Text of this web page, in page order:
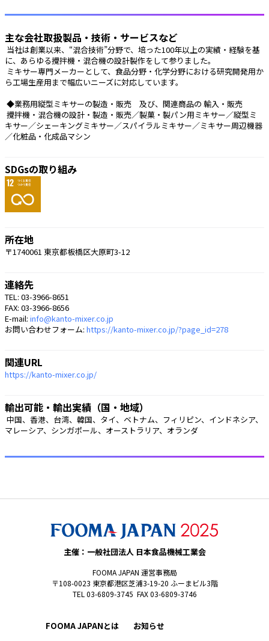
主な会社取扱製品・技術・サービスなど
に、あらゆる攪拌機・混合機の設計製作をして参りました。
ら工場生産用まで幅広いニーズに対応しています。
◆業務用縦型ミキサーの製造・販売　及び、関連商品の 輸入・販売
キサー／シェーキングミキサー／スパイラルミキサー／ミキサー周辺機器
／化粧品・化成品マシン
SDGsの取り組み
所在地
〒1740061 東京都板橋区大原町3-12
連絡先
TEL: 03-3966-8651
FAX: 03-3966-8656
E-mail: info@kanto-mixer.co.jp
お問い合わせフォーム: https://kanto-mixer.co.jp/?page_id=278
関連URL
https://kanto-mixer.co.jp/
輸出可能・輸出実績（国・地域）
マレーシア、シンガポール、オーストラリア、オランダ
主催：一般社団法人 日本食品機械工業会
FOOMA JAPAN 運営事務局
〒108-0023 東京都港区芝浦3-19-20 ふーまビル3階
TEL 03-6809-3745 FAX 03-6809-3746
FOOMA JAPANとは お知らせ